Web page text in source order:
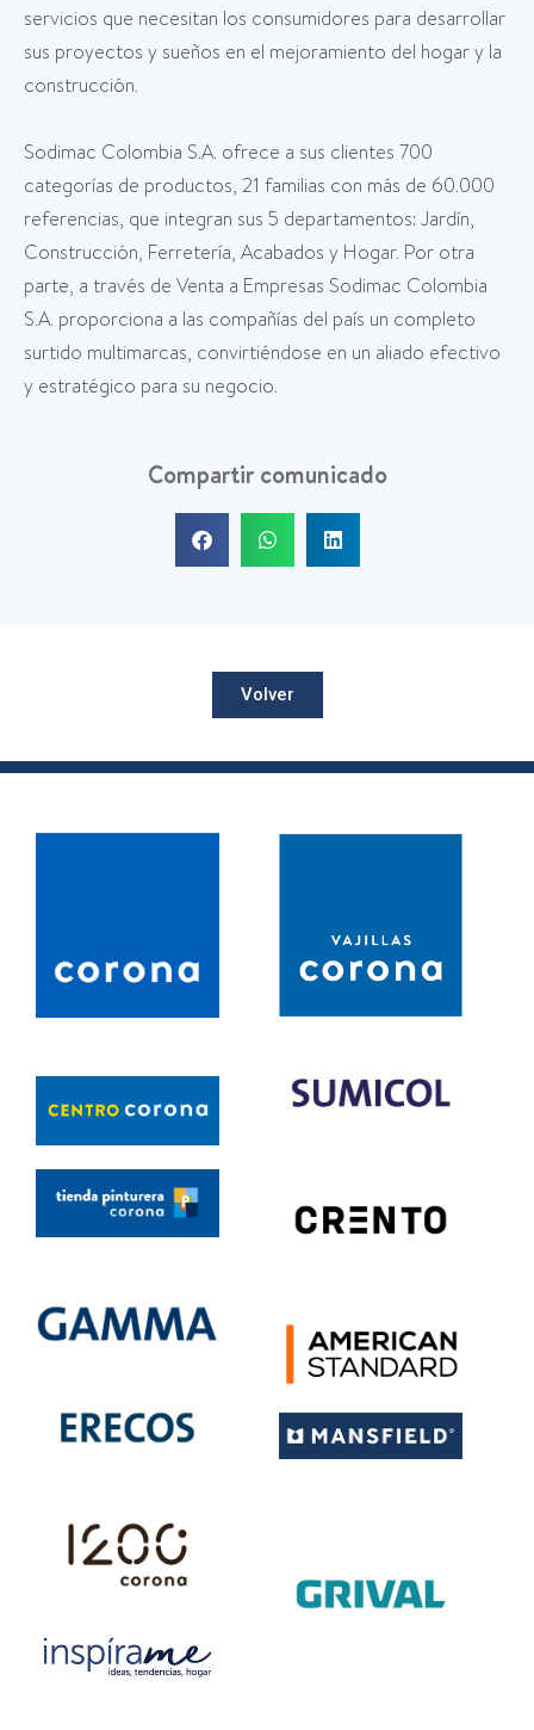
servicios que necesitan los consumidores para desarrollar
sus proyectos y sueños en el mejoramiento del hogar y la
construcción.
Sodimac Colombia S.A. ofrece a sus clientes 700
categorías de productos, 21 familias con más de 60.000
referencias, que integran sus 5 departamentos: Jardín,
Construcción, Ferretería, Acabados y Hogar. Por otra
parte, a través de Venta a Empresas Sodimac Colombia
S.A. proporciona a las compañías del país un completo
surtido multimarcas, convirtiéndose en un aliado efectivo
y estratégico para su negocio.
Compartir comunicado
Volver